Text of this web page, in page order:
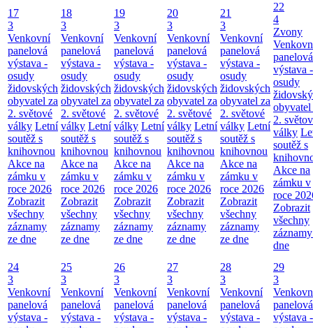
17
3
Venkovní
panelová
výstava -
osudy
židovských
obyvatel za
2. světové
války Letní
soutěž s
knihovnou
Akce na
zámku v
roce 2026
Zobrazit
všechny
záznamy
ze dne
18
3
Venkovní
panelová
výstava -
osudy
židovských
obyvatel za
2. světové
války Letní
soutěž s
knihovnou
Akce na
zámku v
roce 2026
Zobrazit
všechny
záznamy
ze dne
19
3
Venkovní
panelová
výstava -
osudy
židovských
obyvatel za
2. světové
války Letní
soutěž s
knihovnou
Akce na
zámku v
roce 2026
Zobrazit
všechny
záznamy
ze dne
20
3
Venkovní
panelová
výstava -
osudy
židovských
obyvatel za
2. světové
války Letní
soutěž s
knihovnou
Akce na
zámku v
roce 2026
Zobrazit
všechny
záznamy
ze dne
21
3
Venkovní
panelová
výstava -
osudy
židovských
obyvatel za
2. světové
války Letní
soutěž s
knihovnou
Akce na
zámku v
roce 2026
Zobrazit
všechny
záznamy
ze dne
22
4
Zvony
panelová
výstava -
osudy
obyvatel
2.
války
soutěž s
Akce na
zámku v
roce
Zobrazit
všechny
dne
24
3
Venkovní
panelová
výstava -
25
3
Venkovní
panelová
výstava -
26
3
Venkovní
panelová
výstava -
27
3
Venkovní
panelová
výstava -
28
3
Venkovní
panelová
výstava -
29
3
panelová
výstava -